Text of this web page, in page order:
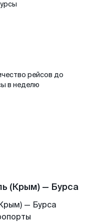
рейсов до
в неделю
(Крым) — Бурса
— Бурса